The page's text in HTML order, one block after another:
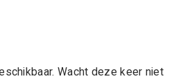
Wacht deze keer niet